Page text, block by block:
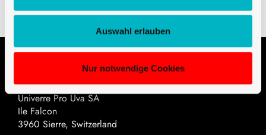
Auswahl erlauben
Nur notwendige Cookies
Univerre Pro Uva SA
Ile Falcon
3960 Sierre, Switzerland